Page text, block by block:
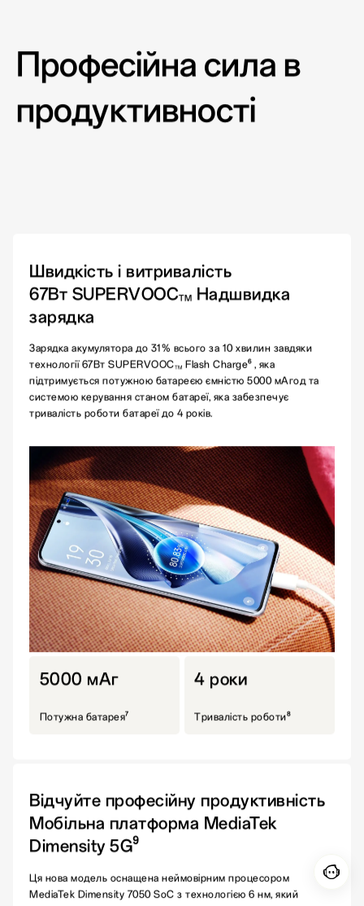
Професійна сила в
продуктивності
Швидкість і витривалість
67Вт SUPERVOOCTM Надшвидка
зарядка
Зарядка акумулятора до 31% всього за 10 хвилин завдяки
технології 67Вт SUPERVOOCTM Flash Charge6 , яка
підтримується потужною батареєю ємністю 5000 мАгод та
системою керування станом батареї, яка забезпечує
тривалість роботи батареї до 4 років.
5000 мАг
Потужна батарея7
4 роки
Тривалість роботи8
Відчуйте професійну продуктивність
Мобільна платформа MediaTek
Dimensity 5G9
Ця нова модель оснащена неймовірним процесором
MediaTek Dimensity 7050 SoC з технологією 6 нм, який